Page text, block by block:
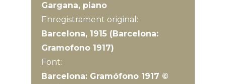
Gargana, piano
Enregistrament original:
Barcelona, 1915 (Barcelona:
Gramofono 1917)
Font:
Barcelona: Gramófono 1917 ©